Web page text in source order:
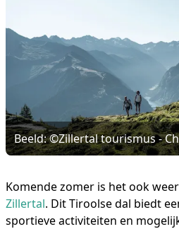
Beeld: ©Zillertal tourismus -
Komende zomer is het ook
Zillertal. Dit Tiroolse dal biedt
sportieve activiteiten en